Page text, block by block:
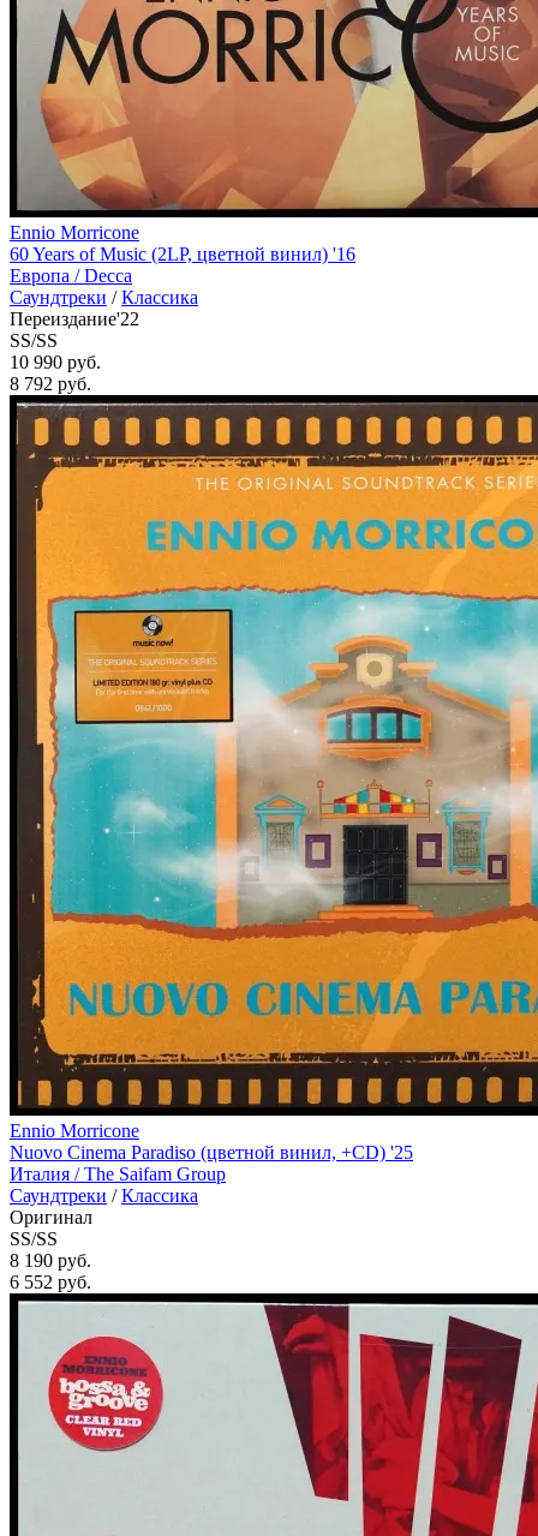
Ennio Morricone
60 Years of Music (2LP, цветной винил) '16
Европа /Decca
Саундтреки /Классика
Переиздание'22
SS/SS
10 990 руб.
8 792 руб.
Ennio Morricone
Nuovo Cinema Paradiso (цветной винил, +CD) '25
Италия /The Saifam Group
Саундтреки /Классика
Оригинал
SS/SS
8 190 руб.
6 552 руб.